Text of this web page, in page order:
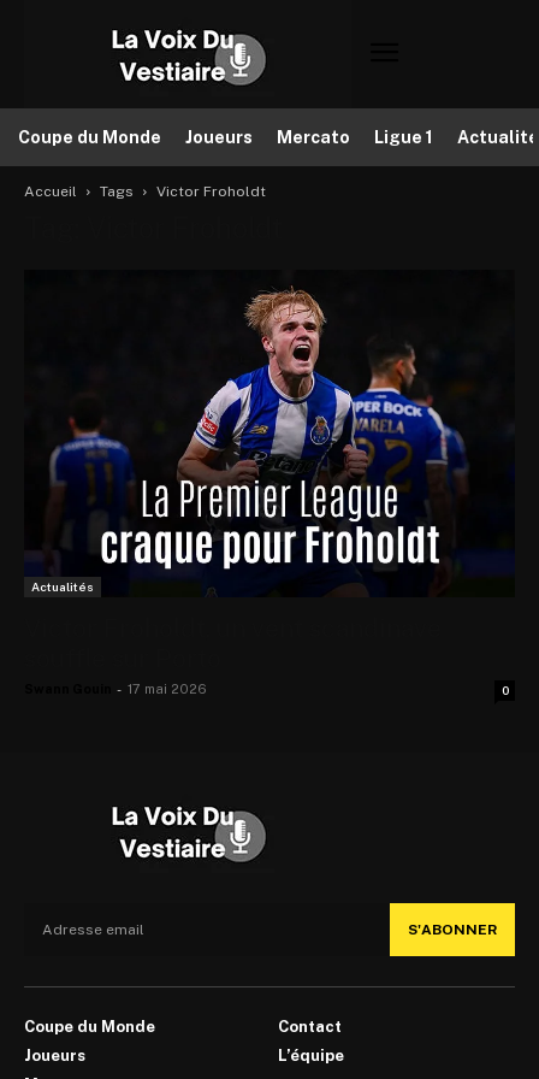
Coupe du Monde Joueurs Mercato Ligue 1
Accueil Tags Victor Froholdt
Actualités
- 17 mai 2026 0
S'ABONNER
Coupe du Monde
Joueurs
Contact
L’équipe